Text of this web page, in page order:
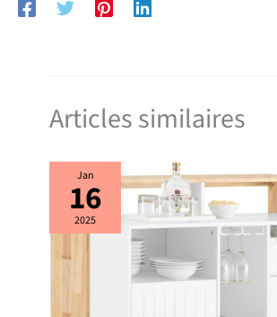
est expédié
peuvent
Articles similaires
Jan
16
2025